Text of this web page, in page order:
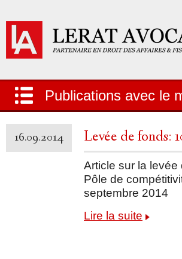
Publications avec le
16.09.2014 Levée de fonds:
Article sur la levée
Pôle de
septembre 2014
Lire la suite